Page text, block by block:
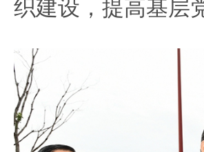
织建设，提高基层